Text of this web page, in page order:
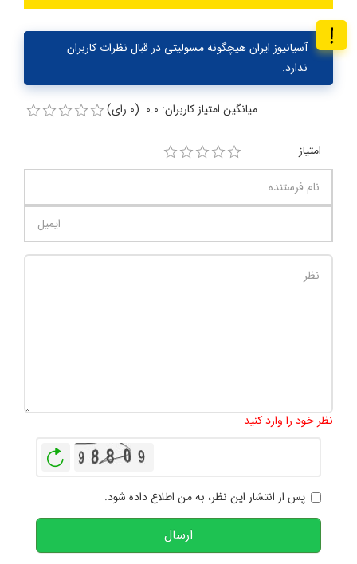
آسیانیوز ایران هیچگونه مسولیتی در قبال نظرات کاربران
ندارد.
میانگین امتیاز کاربران: 0.0 (0 رای)
امتیاز
نظر خود را وارد کنید
پس از انتشار این نظر، به من اطلاع داده شود.
ارسال